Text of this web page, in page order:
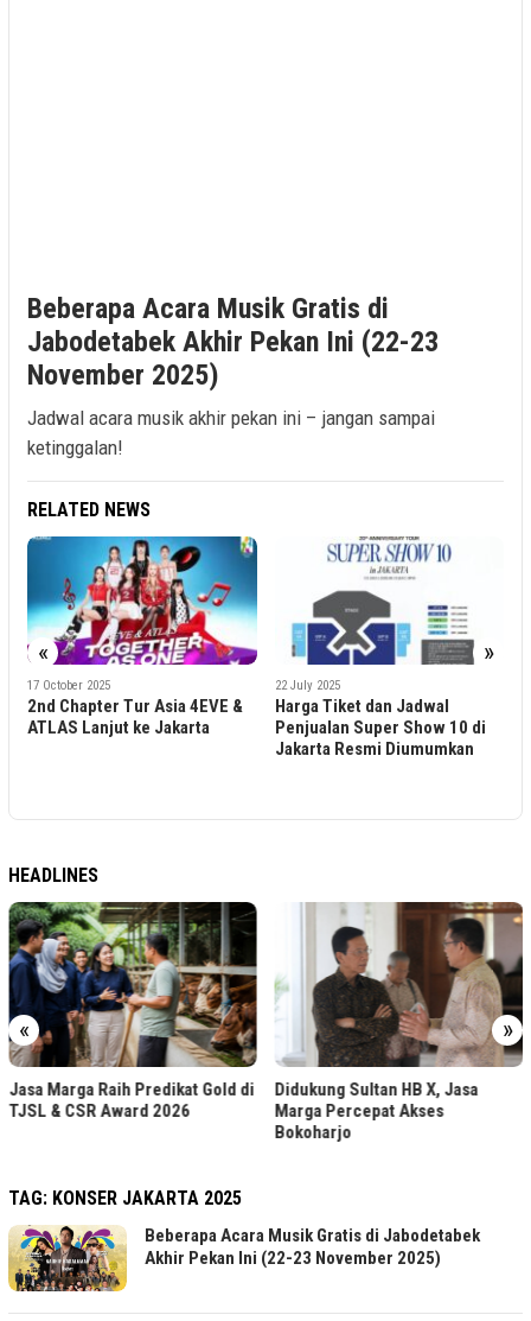
Beberapa Acara Musik Gratis di
Jabodetabek Akhir Pekan Ini (22-23
November 2025)
Jadwal acara musik akhir pekan ini – jangan sampai
ketinggalan!
RELATED NEWS
« »
17 October 2025
2nd Chapter Tur Asia 4EVE &
ATLAS Lanjut ke Jakarta
22 July 2025
Harga Tiket dan Jadwal
Penjualan Super Show 10 di
Jakarta Resmi Diumumkan
HEADLINES
« »
Jasa Marga Raih Predikat Gold di
TJSL & CSR Award 2026
Didukung Sultan HB X, Jasa
Marga Percepat Akses
Bokoharjo
TAG: KONSER JAKARTA 2025
Beberapa Acara Musik Gratis di Jabodetabek
Akhir Pekan Ini (22-23 November 2025)